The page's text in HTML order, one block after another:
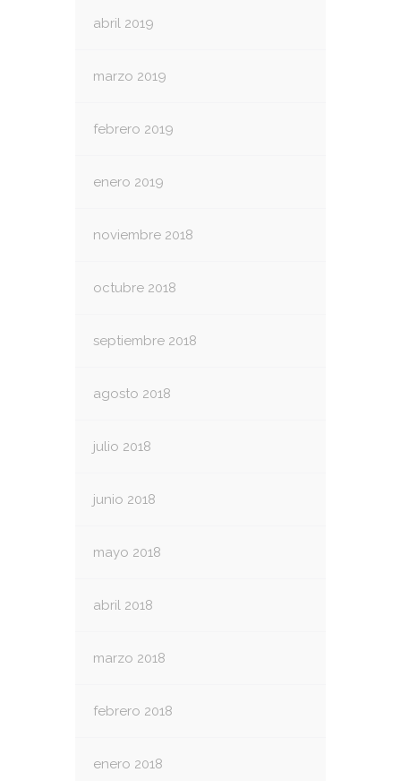
abril 2019
marzo 2019
febrero 2019
enero 2019
noviembre 2018
octubre 2018
septiembre 2018
agosto 2018
julio 2018
junio 2018
mayo 2018
abril 2018
marzo 2018
febrero 2018
enero 2018